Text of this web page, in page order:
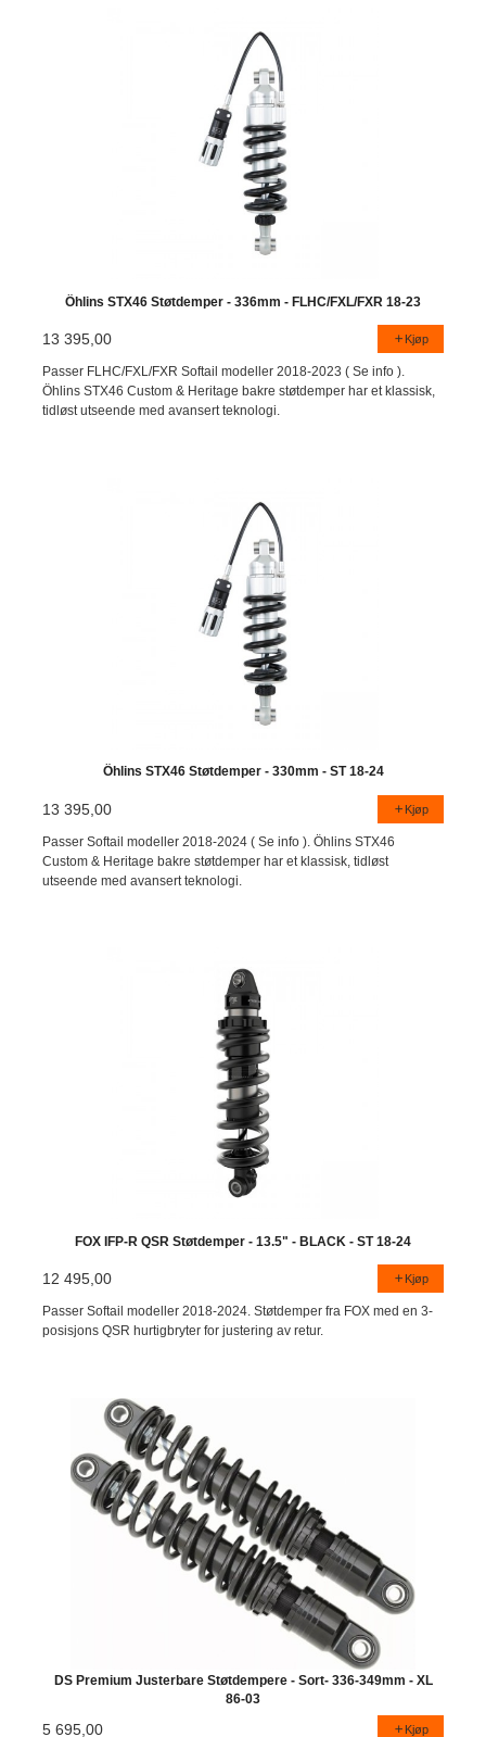
Öhlins STX46 Støtdemper - 336mm - FLHC/FXL/FXR 18-23
13 395,00 Kjøp
Passer FLHC/FXL/FXR Softail modeller 2018-2023 ( Se info ).
Öhlins STX46 Custom & Heritage bakre støtdemper har et klassisk,
tidløst utseende med avansert teknologi.
Öhlins STX46 Støtdemper - 330mm - ST 18-24
13 395,00 Kjøp
Passer Softail modeller 2018-2024 ( Se info ). Öhlins STX46
Custom & Heritage bakre støtdemper har et klassisk, tidløst
utseende med avansert teknologi.
FOX IFP-R QSR Støtdemper - 13.5" - BLACK - ST 18-24
12 495,00 Kjøp
Passer Softail modeller 2018-2024. Støtdemper fra FOX med en 3-
posisjons QSR hurtigbryter for justering av retur.
DS Premium Justerbare Støtdempere - Sort- 336-349mm - XL
86-03
5 695,00 Kjøp